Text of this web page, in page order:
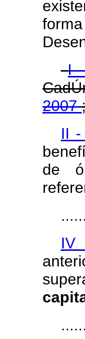
I
2007
II -
de